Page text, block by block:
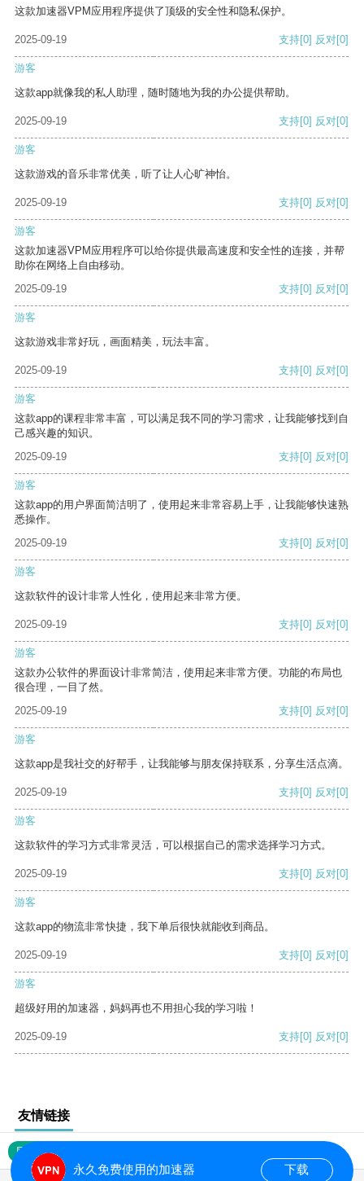
这款加速器VPM应用程序提供了顶级的安全性和隐私保护。
2025-09-19 支持[0] 反对[0]
游客
这款app就像我的私人助理，随时随地为我的办公提供帮助。
2025-09-19 支持[0] 反对[0]
游客
这款游戏的音乐非常优美，听了让人心旷神怡。
2025-09-19 支持[0] 反对[0]
游客
这款加速器VPM应用程序可以给你提供最高速度和安全性的连接，并帮
助你在网络上自由移动。
2025-09-19
支持[0] 反对[0]
游客
这款游戏非常好玩，画面精美，玩法丰富。
2025-09-19 支持[0] 反对[0]
游客
这款app的课程非常丰富，可以满足我不同的学习需求，让我能够找到自
己感兴趣的知识。
2025-09-19
支持[0] 反对[0]
游客
这款app的用户界面简洁明了，使用起来非常容易上手，让我能够快速熟
悉操作。
2025-09-19
支持[0] 反对[0]
游客
这款软件的设计非常人性化，使用起来非常方便。
2025-09-19 支持[0] 反对[0]
游客
这款办公软件的界面设计非常简洁，使用起来非常方便。功能的布局也
很合理，一目了然。
2025-09-19
支持[0] 反对[0]
游客
这款app是我社交的好帮手，让我能够与朋友保持联系，分享生活点滴。
2025-09-19 支持[0] 反对[0]
游客
这款软件的学习方式非常灵活，可以根据自己的需求选择学习方式。
2025-09-19 支持[0] 反对[0]
游客
这款app的物流非常快捷，我下单后很快就能收到商品。
2025-09-19 支持[0] 反对[0]
游客
超级好用的加速器，妈妈再也不用担心我的学习啦！
2025-09-19 支持[0] 反对[0]
友情链接
网站地图
永久免费使用的加速器 下载